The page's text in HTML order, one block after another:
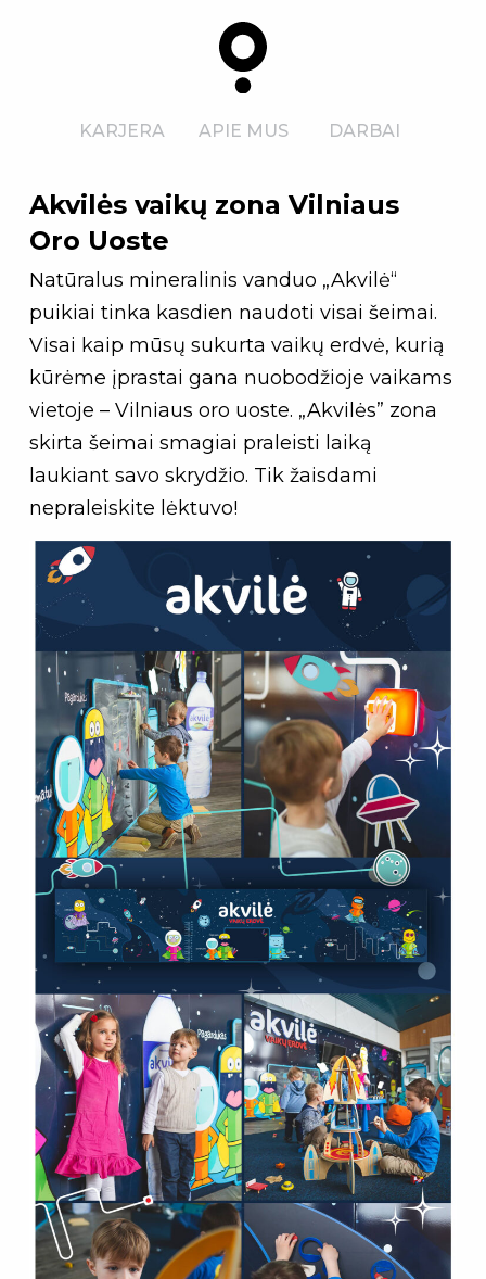
KARJERA APIE MUS DARBAI
Akvilės vaikų zona Vilniaus
Oro Uoste
Natūralus mineralinis vanduo „Akvilė“
puikiai tinka kasdien naudoti visai šeimai.
Visai kaip mūsų sukurta vaikų erdvė, kurią
kūrėme įprastai gana nuobodžioje vaikams
vietoje – Vilniaus oro uoste. „Akvilės” zona
skirta šeimai smagiai praleisti laiką
laukiant savo skrydžio. Tik žaisdami
nepraleiskite lėktuvo!